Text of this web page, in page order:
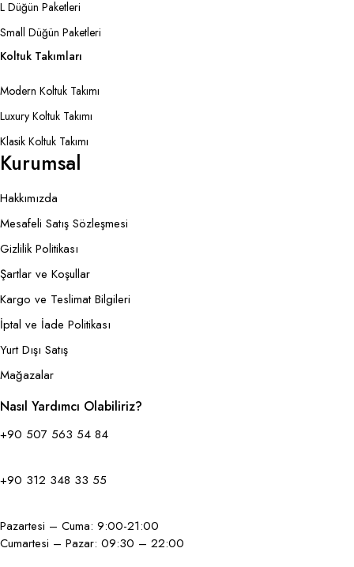
L Düğün Paketleri
Small Düğün Paketleri
Koltuk Takımları
Modern Koltuk Takımı
Luxury Koltuk Takımı
Klasik Koltuk Takımı
Kurumsal
Hakkımızda
Mesafeli Satış Sözleşmesi
Gizlilik Politikası
Şartlar ve Koşullar
Kargo ve Teslimat Bilgileri
İptal ve İade Politikası
Yurt Dışı Satış
Mağazalar
Nasıl Yardımcı Olabiliriz?
+90 507 563 54 84
+90 312 348 33 55
Pazartesi – Cuma: 9:00-21:00
Cumartesi – Pazar: 09:30 – 22:00